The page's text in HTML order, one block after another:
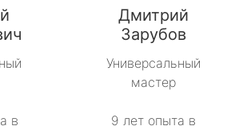
в
Дмитрий
Зарубов
Универсальный
мастер
9 лет опыта в